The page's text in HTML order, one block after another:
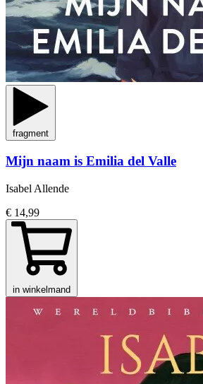
fragment
Mijn naam is Emilia del Valle
Isabel Allende
€ 14,99
in winkelmand